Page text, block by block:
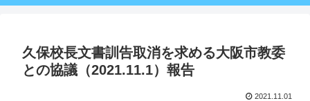
久保校長文書訓告取消を求める大阪市教委
との協議（2021.11.1）報告
2021.11.01